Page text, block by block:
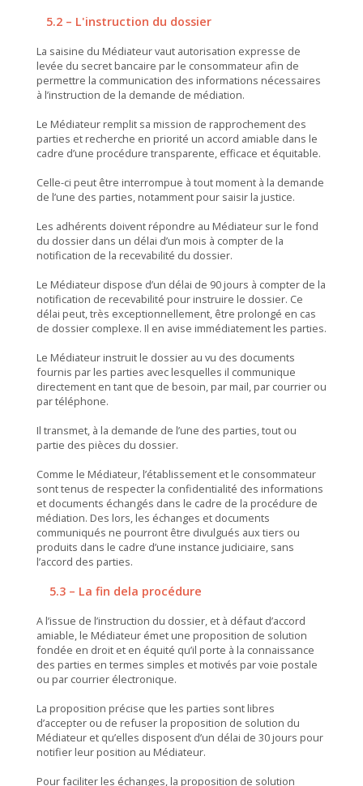
5.2 – L'instruction du dossier
La saisine du Médiateur vaut autorisation expresse de
levée du secret bancaire par le consommateur afin de
permettre la communication des informations nécessaires
à l’instruction de la demande de médiation.
Le Médiateur remplit sa mission de rapprochement des
parties et recherche en priorité un accord amiable dans le
cadre d’une procédure transparente, efficace et équitable.
Celle-ci peut être interrompue à tout moment à la demande
de l’une des parties, notamment pour saisir la justice.
Les adhérents doivent répondre au Médiateur sur le fond
du dossier dans un délai d’un mois à compter de la
notification de la recevabilité du dossier.
Le Médiateur dispose d’un délai de 90 jours à compter de la
notification de recevabilité pour instruire le dossier. Ce
délai peut, très exceptionnellement, être prolongé en cas
de dossier complexe. Il en avise immédiatement les parties.
Le Médiateur instruit le dossier au vu des documents
fournis par les parties avec lesquelles il communique
directement en tant que de besoin, par mail, par courrier ou
par téléphone.
Il transmet, à la demande de l’une des parties, tout ou
partie des pièces du dossier.
Comme le Médiateur, l’établissement et le consommateur
sont tenus de respecter la confidentialité des informations
et documents échangés dans le cadre de la procédure de
médiation. Des lors, les échanges et documents
communiqués ne pourront être divulgués aux tiers ou
produits dans le cadre d’une instance judiciaire, sans
l’accord des parties.
5.3 – La fin dela procédure
A l’issue de l’instruction du dossier, et à défaut d’accord
amiable, le Médiateur émet une proposition de solution
fondée en droit et en équité qu’il porte à la connaissance
des parties en termes simples et motivés par voie postale
ou par courrier électronique.
La proposition précise que les parties sont libres
d’accepter ou de refuser la proposition de solution du
Médiateur et qu’elles disposent d’un délai de 30 jours pour
notifier leur position au Médiateur.
Pour faciliter les échanges, la proposition de solution